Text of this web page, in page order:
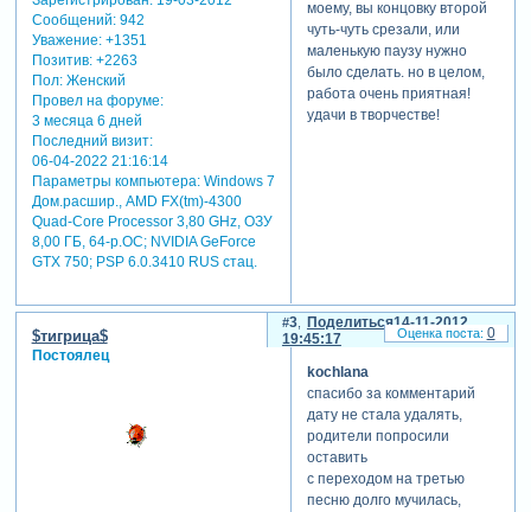
Сообщений:942
Уважение: +1351
Позитив: +2263
Пол:Женский
Провел на форуме:
3 месяца 6 дней
Последний визит:
06-04-2022 21:16:14
Параметры компьютера:Windows 7
Дом.расшир., AMD FX(tm)-4300
Quad-Core Processor 3,80 GHz, ОЗУ
8,00 ГБ, 64-р.ОС; NVIDIA GeForce
GTX 750; PSP 6.0.3410 RUS стац.
моему, вы концовку второй
чуть-чуть срезали, или
маленькую паузу нужно
было сделать. но в целом,
работа очень приятная!
удачи в творчестве!
Поделиться
3
14-11-2012
19:45:17
$тигрица$
Постоялец
kochlana
спасибо за комментарий
дату не стала удалять,
родители попросили
оставить
с переходом на третью
песню долго мучилась,
0